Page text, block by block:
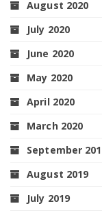
August 2020
July 2020
June 2020
May 2020
April 2020
March 2020
September
August 2019
July 2019